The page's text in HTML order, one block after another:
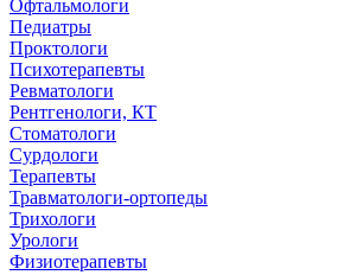
Офтальмологи
Педиатры
Проктологи
Психотерапевты
Ревматологи
Рентгенологи, КТ
Стоматологи
Сурдологи
Терапевты
Травматологи-ортопеды
Трихологи
Урологи
Физиотерапевты